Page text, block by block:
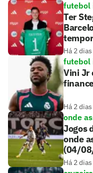
futebol
Ter
Há 2 dias
futebol
Vini Jr
Há 2 dias
onde
Jogos
onde
(04/
Há 2 dias